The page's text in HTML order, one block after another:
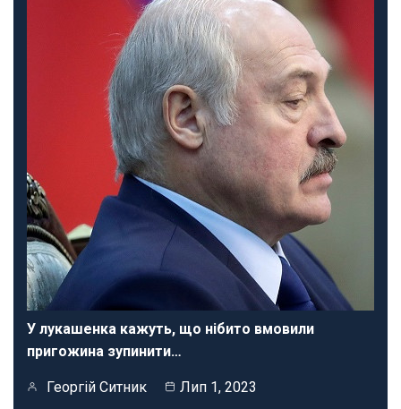
У лукашенка кажуть, що нібито вмовили
пригожина зупинити…
Георгій Ситник Лип 1, 2023